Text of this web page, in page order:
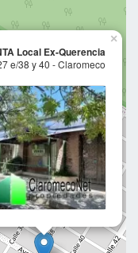
Local Ex-Querencia
e/38 y 40 - Claromeco
×